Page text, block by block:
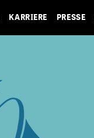
KARRIERE PRESSE